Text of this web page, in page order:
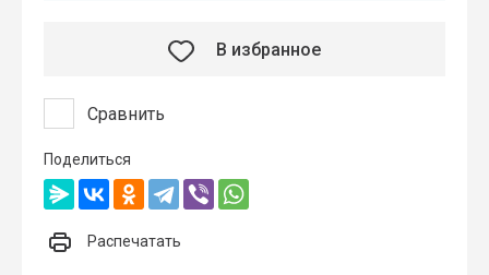
Сравнить
В избранное
Поделиться
Распечатать